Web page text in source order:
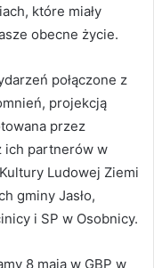
które miały
obecne życie.
połączone z
projekcją
przez
ich partnerów w
Ludowej Ziemi
gminy Jasło,
i SP w Osobnicy.
8 maja w GBP w